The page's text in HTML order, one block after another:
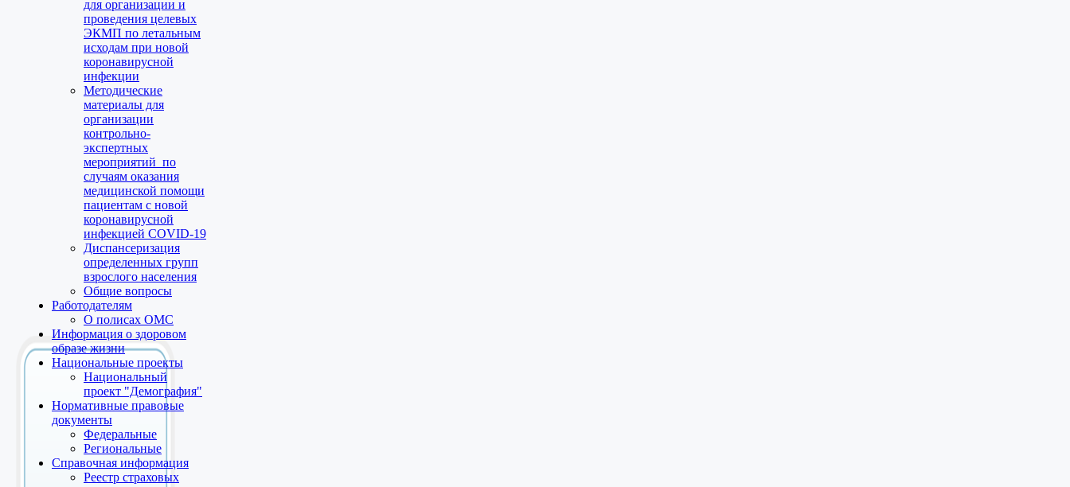
для организации и
проведения целевых
ЭКМП по летальным
исходам при новой
коронавирусной
инфекции
Методические
материалы для
организации
контрольно-
экспертных
мероприятий по
случаям оказания
медицинской помощи
пациентам с новой
коронавирусной
инфекцией COVID-19
Диспансеризация
определенных групп
взрослого населения
Общие вопросы
Работодателям
О полисах ОМС
Информация о здоровом
образе жизни
Национальные проекты
Национальный
проект "Демография"
Нормативные правовые
документы
Федеральные
Региональные
Справочная информация
Реестр страховых